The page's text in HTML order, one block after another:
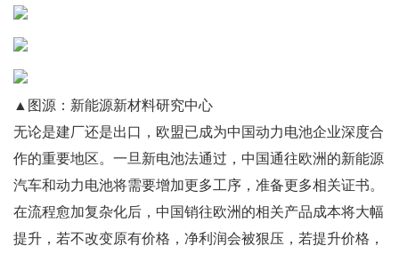
▲图源：新能源新材料研究中心
无论是建厂还是出口，欧盟已成为中国动力电池企业深度合
作的重要地区。一旦新电池法通过，中国通往欧洲的新能源
汽车和动力电池将需要增加更多工序，准备更多相关证书。
在流程愈加复杂化后，中国销往欧洲的相关产品成本将大幅
提升，若不改变原有价格，净利润会被狠压，若提升价格，